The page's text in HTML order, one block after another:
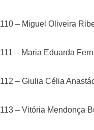
110 – Miguel Oliveira
111 – Maria Eduarda
112 – Giulia Célia
113 – Vitória Mendonça